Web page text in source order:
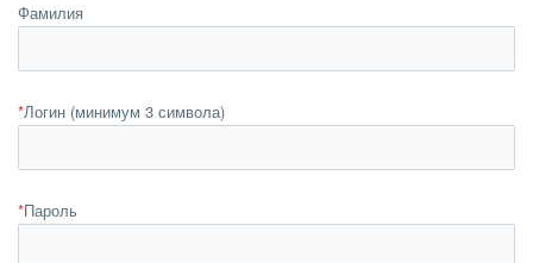
Фамилия
*Логин (минимум 3 символа)
*Пароль